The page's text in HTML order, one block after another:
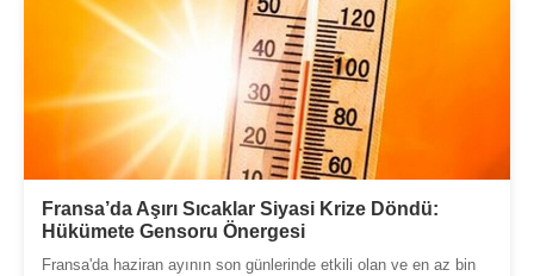
Fransa’da Aşırı Sıcaklar Siyasi Krize Döndü:
Hükümete Gensoru Önergesi
Fransa'da haziran ayının son günlerinde etkili olan ve en az bin